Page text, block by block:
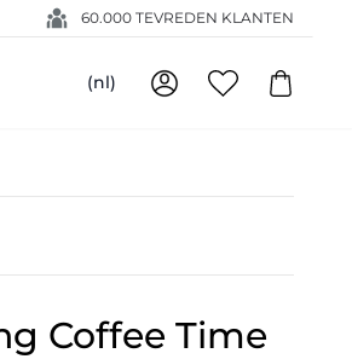
60.000 TEVREDEN KLANTEN
(nl)
Coffee Time